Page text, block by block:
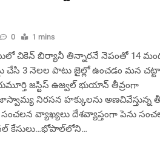
0 1 mins
చికెన్ బిర్యానీ తిన్నారనే నెపంతో 14
చేసి 3 నెలల పాటు జైల్లో ఉంచడం మన
జస్టిస్ ఉజ్వల్ భుయాన్ తీవ్రంగా
నిరసన హక్కులను అణచివేస్తున్న
వ్యాఖ్యలు దేశవ్యాప్తంగా పెను
కేసులు…భోపాల్‌లోని…